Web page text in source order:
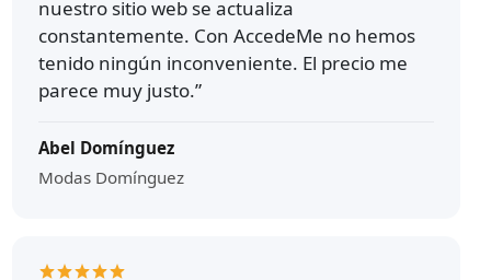
nuestro sitio web se actualiza
constantemente. Con AccedeMe no hemos
tenido ningún inconveniente. El precio me
parece muy justo.”
Abel Domínguez
Modas Domínguez